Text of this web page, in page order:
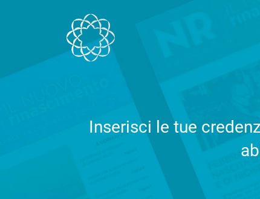
Inserisci le tue